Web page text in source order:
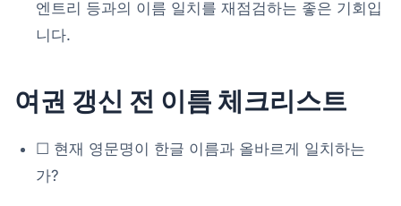
엔트리 등과의 이름 일치를 재점검하는 좋은 기회입
니다.
여권 갱신 전 이름 체크리스트
☐ 현재 영문명이 한글 이름과 올바르게 일치하는
가?